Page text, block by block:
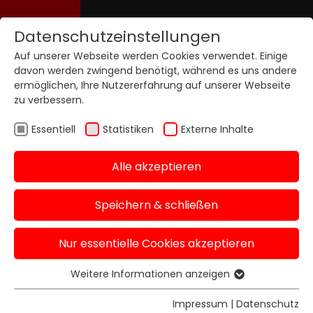
Datenschutzeinstellungen
Auf unserer Webseite werden Cookies verwendet. Einige
davon werden zwingend benötigt, während es uns andere
ermöglichen, Ihre Nutzererfahrung auf unserer Webseite
zu verbessern.
Essentiell Statistiken Externe Inhalte
Alle akzeptieren
Speichern & schließen
Nur essentielle Cookies akzeptieren
Essentiell
Essentielle Cookies werden für grundlegende
Weitere Informationen anzeigen
Impressum | Datenschutz